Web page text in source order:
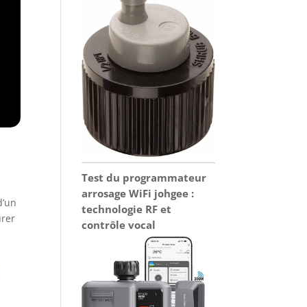
Test du programmateur
arrosage WiFi johgee :
technologie RF et
contrôle vocal